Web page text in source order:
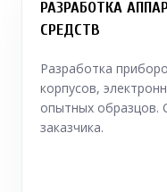
РАЗРАБОТКА
СРЕДСТВ
Разработка
корпусов,
опытных образцов.
заказчика.